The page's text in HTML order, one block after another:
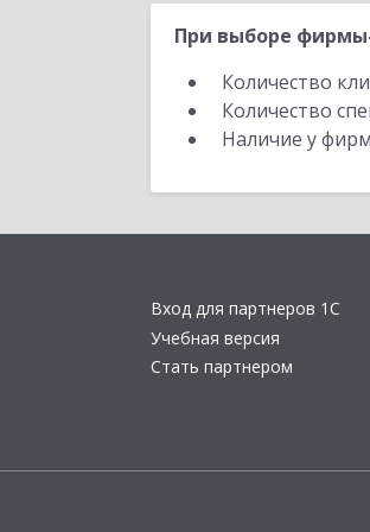
При выборе
Количество
Количество
Наличие у
Вход для партнеров 1С
Учебная версия
Стать партнером